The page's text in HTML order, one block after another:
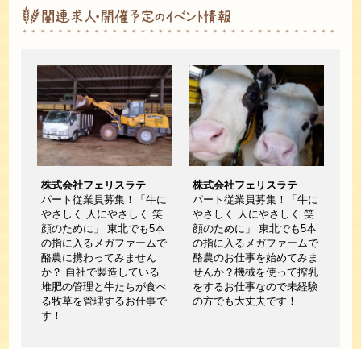
株式会社フェリスラテ
パート従業員募集！「牛に
やさしく 人にやさしく 笑
顔のために」 東北でも5本
の指に入るメガファームで
酪農に携わってみません
か？ 自社で製造している
堆肥の管理と牛たちが食べ
る牧草を管理するお仕事で
す！
株式会社フェリスラテ
パート従業員募集！「牛に
やさしく 人にやさしく 笑
顔のために」 東北でも5本
の指に入るメガファームで
酪農のお仕事を始めてみま
せんか？機械を使って搾乳
をするお仕事なので未経験
の方でも大丈夫です！